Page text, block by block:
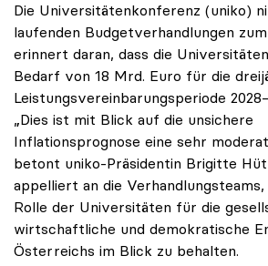
Die Universitätenkonferenz (uniko)
laufenden Budgetverhandlungen
erinnert daran, dass die
Bedarf von 18 Mrd. Euro für die
Leistungsvereinbarungsperiode
„Dies ist mit Blick auf die unsichere
Inflationsprognose eine sehr
betont uniko-Präsidentin Brigitte
appelliert an die
Rolle der Universitäten für die
wirtschaftliche und demokratische
Österreichs im Blick zu behalten.